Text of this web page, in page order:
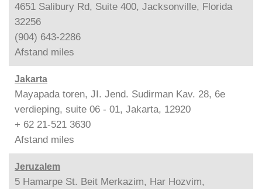
4651 Salibury Rd, Suite 400, Jacksonville, Florida
32256
(904) 643-2286
Afstand miles
Jakarta
Mayapada toren, JI. Jend. Sudirman Kav. 28, 6e
verdieping, suite 06 - 01, Jakarta, 12920
+ 62 21-521 3630
Afstand miles
Jeruzalem
5 Hamarpe St. Beit Merkazim, Har Hozvim,